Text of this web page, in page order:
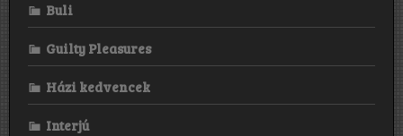
Buli
Guilty Pleasures
Házi kedvencek
Interjú